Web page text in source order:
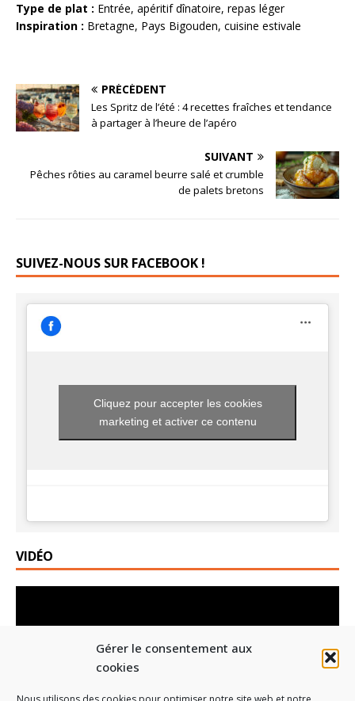
Gérer le consentement aux
cookies
Type de plat : Entrée, apéritif dînatoire, repas léger
Inspiration : Bretagne, Pays Bigouden, cuisine estivale
PRÉCÉDENT
Les Spritz de l’été : 4 recettes fraîches et tendance
à partager à l’heure de l’apéro
SUIVANT
Pêches rôties au caramel beurre salé et crumble
de palets bretons
SUIVEZ-NOUS SUR FACEBOOK !
Cliquez pour accepter les cookies
marketing et activer ce contenu
VIDÉO